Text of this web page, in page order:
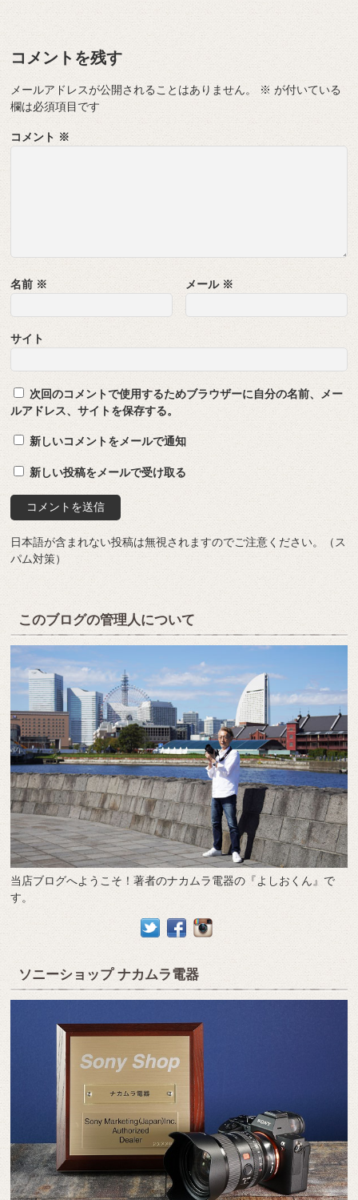
コメントを残す
メールアドレスが公開されることはありません。 ※ が付いている
欄は必須項目です
コメント ※
名前 ※ メール ※
サイト
次回のコメントで使用するためブラウザーに自分の名前、メー
ルアドレス、サイトを保存する。
新しいコメントをメールで通知
新しい投稿をメールで受け取る
日本語が含まれない投稿は無視されますのでご注意ください。（ス
パム対策）
このブログの管理人について
当店ブログへようこそ！著者のナカムラ電器の『よしおくん』で
す。
ソニーショップ ナカムラ電器